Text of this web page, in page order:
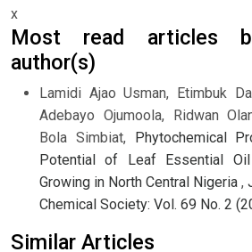
x
Most read articles
author(s)
Lamidi Ajao Usman, Etimbuk
Adebayo Ojumoola, Ridwan
Bola Simbiat, Phytochemical
Potential of Leaf Essential
Growing in North Central Nigeria ,
Chemical Society: Vol. 69 No. 2
Similar Articles